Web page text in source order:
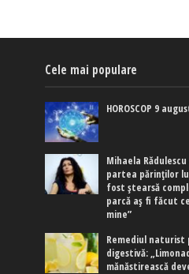
Cele mai populare
HOROSCOP 9
Mihaela
partea părinților
fost ștearsă
parcă aș fi făcut
mine”
Remediul
digestivă:
mănăstirească